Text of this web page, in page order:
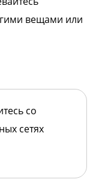
вещами или
со
сетях